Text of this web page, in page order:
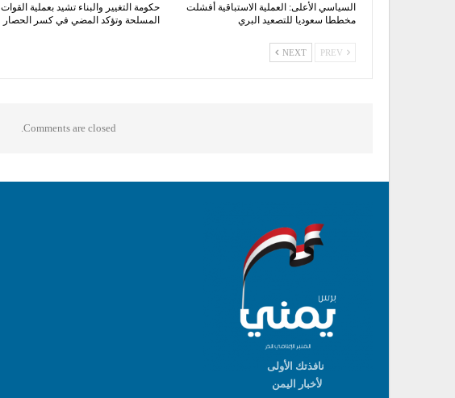
السياسي الأعلى: العملية الاستباقية أفشلت
مخططا سعوديا للتصعيد البري
حكومة التغيير والبناء تشيد بعملية القوات
المسلحة وتؤكد المضي في كسر الحصار
NEXT
Comments are closed.
نافذتك الأولى
لأخبار اليمن